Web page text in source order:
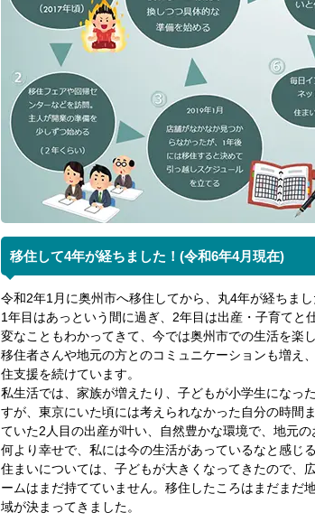
移住して4年が経ちました！(令和6年4月現在)
令和2年1月に奥州市へ移住してから、丸4年が経ちまし
1年目はあっという間に過ぎ、2年目は出産・子育て
変なこともわかってきて、今では奥州市での生活を楽
移住者さんや地元の方とのコミュニケーションも増え
住支援を続けています。
私生活では、家族が増えたり、子どもが小学生になっ
すが、東京にいた頃には考えられなかった自分の時間
ていた2人目の出産が叶い、自然豊かな環境で、地元
何より幸せで、私には今の生活があっているなと感じる
住まいについては、子どもが大きくなってきたので、
ームはまだ持てていません。移住したころはまだまだ
域が決まってきました。